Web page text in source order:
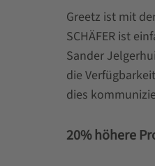
Greetz ist mit
SCHÄFER ist
Sander
die
dies
20% höhere